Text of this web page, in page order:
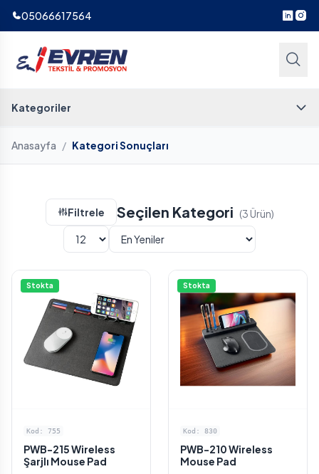
05066617564
Kategoriler
Anasayfa / Kategori Sonuçları
Filtrele Seçilen Kategori (3 Ürün)
Stokta
Kod: 755
PWB-215 Wireless
Şarjlı Mouse Pad
Stokta
Kod: 830
PWB-210 Wireless
Mouse Pad